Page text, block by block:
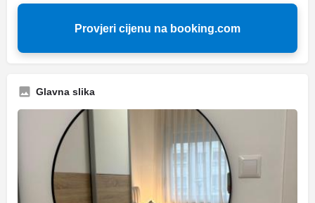
Provjeri cijenu na booking.com
Glavna slika